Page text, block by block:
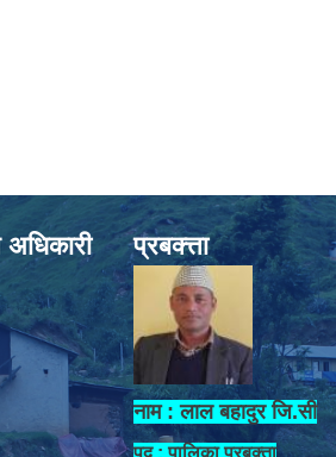
प्रबक्त्ता
नाम : लाल बहादुर जि.सी
पद : पालिका प्रबक्ता